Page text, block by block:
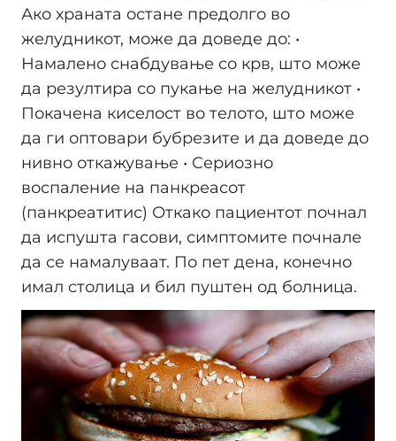
Ако храната остане предолго во
желудникот, може да доведе до: •
Намалено снабдување со крв, што може
да резултира со пукање на желудникот •
Покачена киселост во телото, што може
да ги оптовари бубрезите и да доведе до
нивно откажување • Сериозно
воспаление на панкреасот
(панкреатитис) Откако пациентот почнал
да испушта гасови, симптомите почнале
да се намалуваат. По пет дена, конечно
имал столица и бил пуштен од болница.